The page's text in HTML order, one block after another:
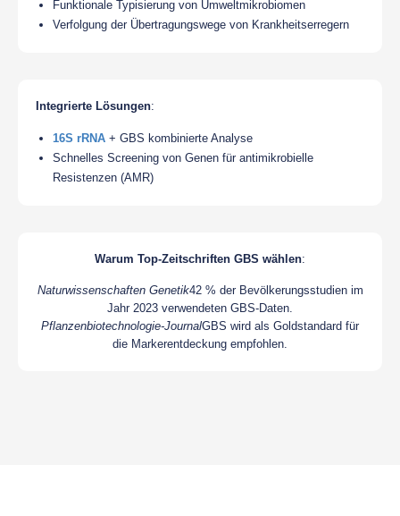
Funktionale Typisierung von Umweltmikrobiomen
Verfolgung der Übertragungswege von Krankheitserregern
Integrierte Lösungen:
16S rRNA + GBS kombinierte Analyse
Schnelles Screening von Genen für antimikrobielle
Resistenzen (AMR)
Warum Top-Zeitschriften GBS wählen:
Naturwissenschaften Genetik42 % der Bevölkerungsstudien im
Jahr 2023 verwendeten GBS-Daten.
Pflanzenbiotechnologie-JournalGBS wird als Goldstandard für
die Markerentdeckung empfohlen.